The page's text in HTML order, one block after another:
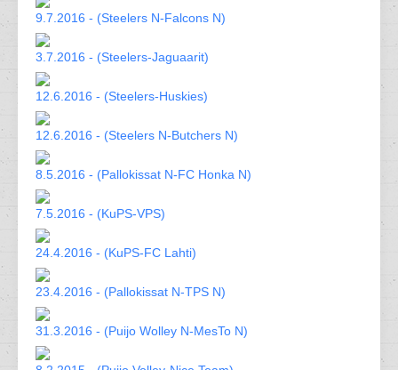
9.7.2016 - (Steelers N-Falcons N)
3.7.2016 - (Steelers-Jaguaarit)
12.6.2016 - (Steelers-Huskies)
12.6.2016 - (Steelers N-Butchers N)
8.5.2016 - (Pallokissat N-FC Honka N)
7.5.2016 - (KuPS-VPS)
24.4.2016 - (KuPS-FC Lahti)
23.4.2016 - (Pallokissat N-TPS N)
31.3.2016 - (Puijo Wolley N-MesTo N)